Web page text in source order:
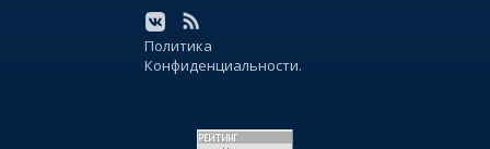
Политика
Конфиденциальности.